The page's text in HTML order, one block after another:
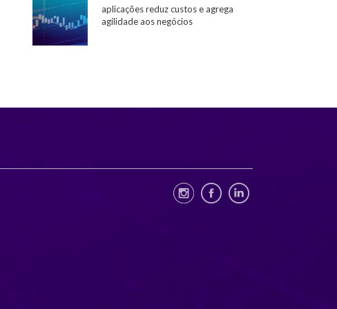
aplicações reduz custos e agrega
agilidade aos negócios